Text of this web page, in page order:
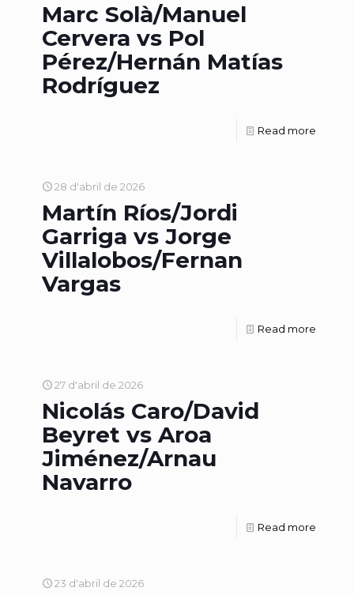
Marc Solà/Manuel
Cervera vs Pol
Pérez/Hernán Matías
Rodríguez
Read more
28 d'abril de 2026
Martín Ríos/Jordi
Garriga vs Jorge
Villalobos/Fernan
Vargas
Read more
27 d'abril de 2026
Nicolás Caro/David
Beyret vs Aroa
Jiménez/Arnau
Navarro
Read more
23 d'abril de 2026